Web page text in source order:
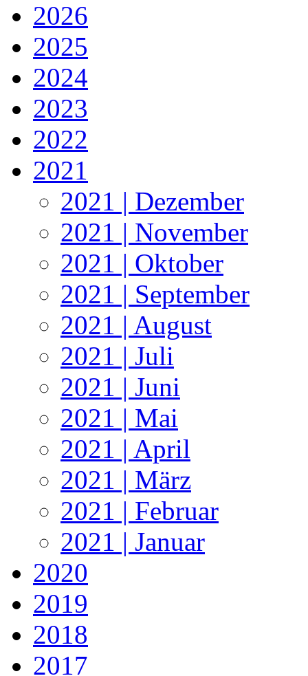
2026
2025
2024
2023
2022
2021
2021 | Dezember
2021 | November
2021 | Oktober
2021 | September
2021 | August
2021 | Juli
2021 | Juni
2021 | Mai
2021 | April
2021 | März
2021 | Februar
2021 | Januar
2020
2019
2018
2017